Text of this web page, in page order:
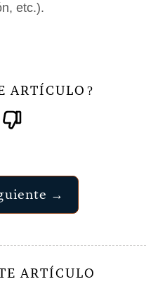
etc.).
ARTÍCULO ?
→
ARTÍCULO